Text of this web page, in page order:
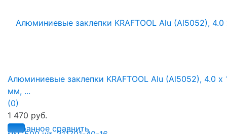
избранное сравнить
Алюминиевые заклепки KRAFTOOL Alu (Al5052), 4.0 х
мм, ...
(0)
1 470 руб.